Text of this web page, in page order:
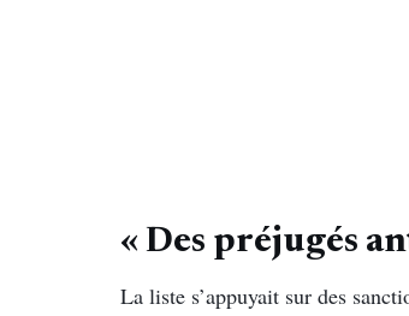
« Des préjugés
La liste s’appuyait sur des